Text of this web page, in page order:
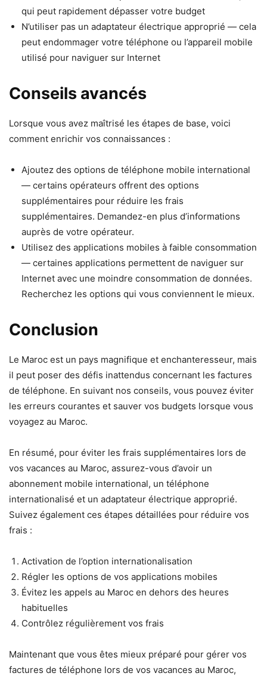
qui peut rapidement dépasser votre budget
N’utiliser pas un adaptateur électrique approprié — cela
peut endommager votre téléphone ou l’appareil mobile
utilisé pour naviguer sur Internet
Conseils avancés
Lorsque vous avez maîtrisé les étapes de base, voici
comment enrichir vos connaissances :
Ajoutez des options de téléphone mobile international
— certains opérateurs offrent des options
supplémentaires pour réduire les frais
supplémentaires. Demandez-en plus d’informations
auprès de votre opérateur.
Utilisez des applications mobiles à faible consommation
— certaines applications permettent de naviguer sur
Internet avec une moindre consommation de données.
Recherchez les options qui vous conviennent le mieux.
Conclusion
Le Maroc est un pays magnifique et enchanteresseur, mais
il peut poser des défis inattendus concernant les factures
de téléphone. En suivant nos conseils, vous pouvez éviter
les erreurs courantes et sauver vos budgets lorsque vous
voyagez au Maroc.
En résumé, pour éviter les frais supplémentaires lors de
vos vacances au Maroc, assurez-vous d’avoir un
abonnement mobile international, un téléphone
internationalisé et un adaptateur électrique approprié.
Suivez également ces étapes détaillées pour réduire vos
frais :
Activation de l’option internationalisation
Régler les options de vos applications mobiles
Évitez les appels au Maroc en dehors des heures
habituelles
Contrôlez régulièrement vos frais
Maintenant que vous êtes mieux préparé pour gérer vos
factures de téléphone lors de vos vacances au Maroc,